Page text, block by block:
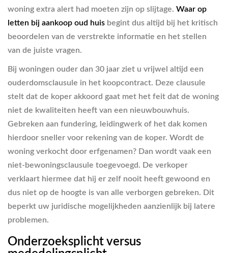
woning extra alert had moeten zijn op slijtage. Waar op
letten bij aankoop oud huis begint dus altijd bij het kritisch
beoordelen van de verstrekte informatie en het stellen
van de juiste vragen.
Bij woningen ouder dan 30 jaar ziet u vrijwel altijd een
ouderdomsclausule in het koopcontract. Deze clausule
stelt dat de koper akkoord gaat met het feit dat de woning
niet de kwaliteiten heeft van een nieuwbouwhuis.
Gebreken aan fundering, leidingwerk of het dak komen
hierdoor sneller voor rekening van de koper. Wordt de
woning verkocht door erfgenamen? Dan wordt vaak een
niet-bewoningsclausule toegevoegd. De verkoper
verklaart hiermee dat hij er zelf nooit heeft gewoond en
dus niet op de hoogte is van alle verborgen gebreken. Dit
beperkt uw juridische mogelijkheden aanzienlijk bij latere
problemen.
Onderzoeksplicht versus